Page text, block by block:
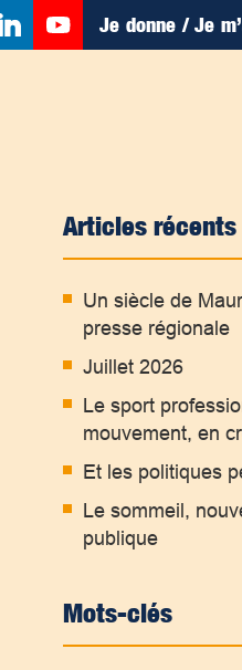
Je donne / Je
Articles récents
Un siècle de
presse régionale
Juillet 2026
Le sport
mouvement, en
Et les politiques
Le sommeil,
publique
Mots-clés